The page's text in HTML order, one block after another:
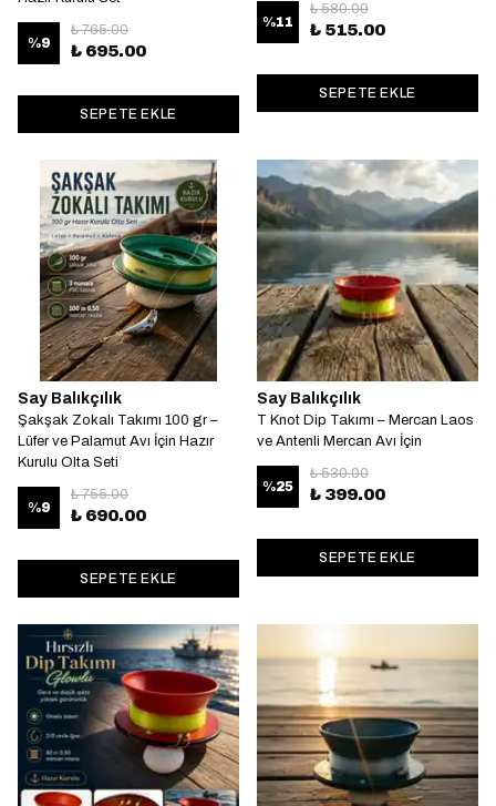
%9
₺ 765.00
₺ 695.00
SEPETE EKLE
%11
₺ 580.00
₺ 515.00
SEPETE EKLE
Say Balıkçılık
Şakşak Zokalı Takımı 100 gr –
Lüfer ve Palamut Avı İçin Hazır
Kurulu Olta Seti
%9
₺ 755.00
₺ 690.00
SEPETE EKLE
Say Balıkçılık
T Knot Dip Takımı – Mercan Laos
ve Antenli Mercan Avı İçin
%25
₺ 530.00
₺ 399.00
SEPETE EKLE